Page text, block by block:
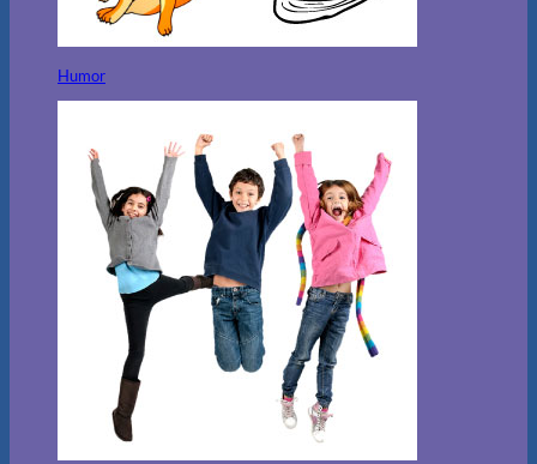
Humor